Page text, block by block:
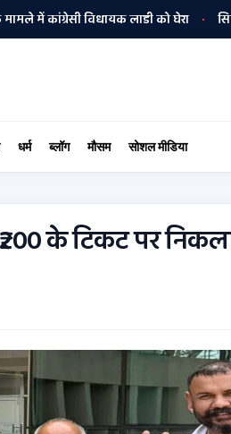
विधायक लाडी को घेरा • सियाम ने
धर्म ब्लॉग मौसम सोशल मीडिया
के टिकट पर